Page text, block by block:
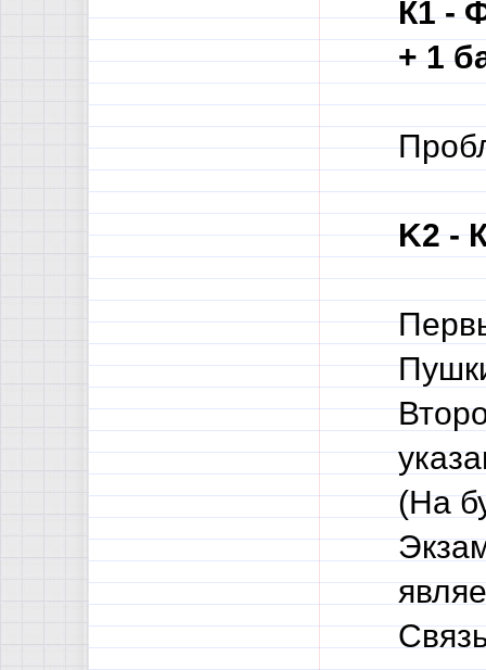
К1 -
+ 1
K2 -
(На